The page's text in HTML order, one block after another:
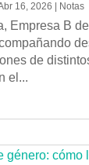
16, 2026 Notas
Empresa B
de
el...